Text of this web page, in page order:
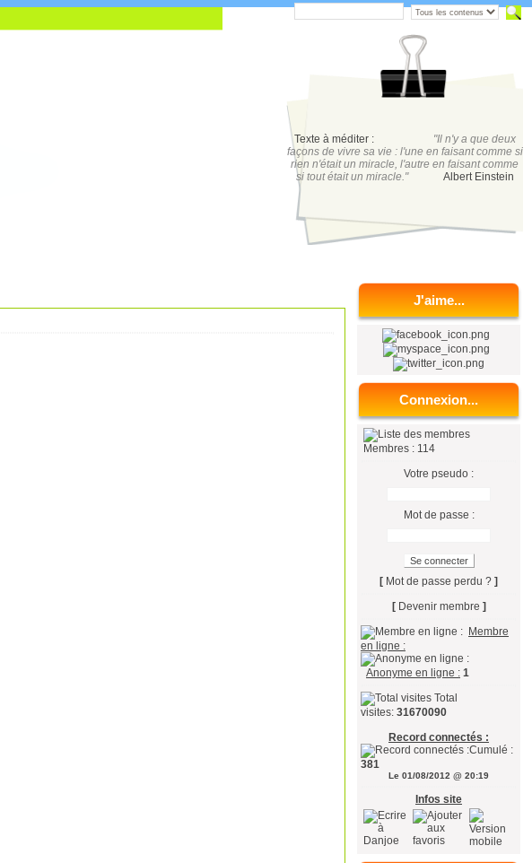
Texte à méditer :
"Il n'y a que deux
façons de vivre sa vie : l'une en faisant comme si
rien n'était un miracle, l'autre en faisant comme
si tout était un miracle."
Albert Einstein
J'aime...
Connexion...
Membres : 114
Votre pseudo :
Mot de passe :
[ Mot de passe perdu ? ]
[ Devenir membre ]
Membre
en ligne :
Anonyme en ligne : 1
Total
visites: 31670090
Record connectés :
Cumulé :
381
Le 01/08/2012 @ 20:19
Infos site